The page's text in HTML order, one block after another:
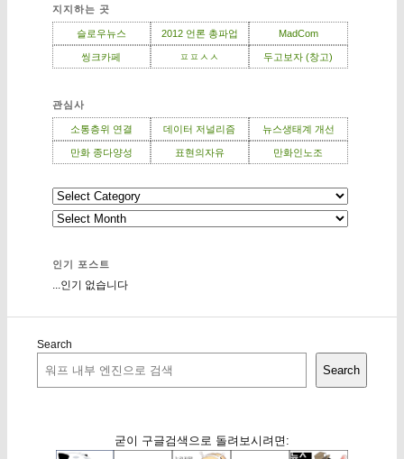
지지하는 곳
슬로우뉴스 2012 언론 총파업 MadCom
씽크카페 ㅍㅍㅅㅅ 두고보자 (창고)
관심사
소통층위 연결 데이터 저널리즘 뉴스생태계 개선
만화 종다양성 표현의자유 만화인노조
인기 포스트
...인기 없습니다
Search
Search
굳이 구글검색으로 돌려보시려면: